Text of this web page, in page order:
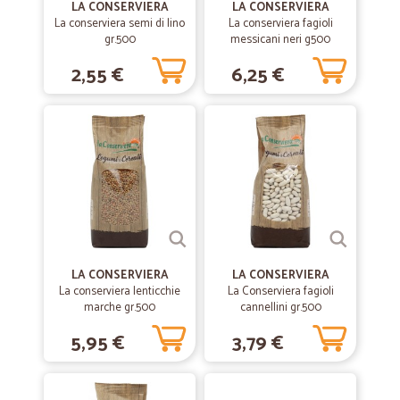
21/06/2021
Lucia F.
—Marco D.
Buon servizio e buon prezzo, peccato però...
Buon servizio e buon prezzo, peccato però il loro affidarsi a corrieri
che non smentendosi mai, strapazzano e ritardano di gg la spesa.
30/08/2020
—Trustpilot
Veramente soddisfatto
Dopo aver provato altri servizi con scarsa soddisfazione ecco che
finalmente ho trovato un sito con una buona varietà di prodotti a
LA CONSERVIERA
La conserviera semi di lino
gr.500
2,55 €
LA CONSERVIERA
La conserviera fagioli
messicani neri g500
6,25 €
LA CONSERVIERA
La conserviera lenticchie
marche gr.500
5,95 €
LA CONSERVIERA
La Conserviera fagioli
cannellini gr.500
3,79 €